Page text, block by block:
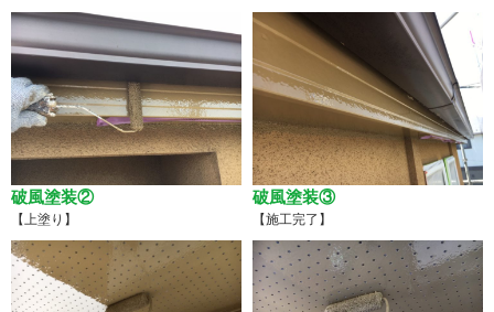
破風塗装②
【上塗り】
破風塗装③
【施工完了】